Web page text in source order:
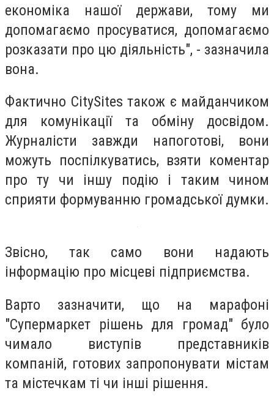
економіка нашої держави, тому ми
допомагаємо просуватися, допомагаємо
розказати про цю діяльність", - зазначила
вона.
Фактично CitySites також є майданчиком
для комунікації та обміну досвідом.
Журналісти завжди напоготові, вони
можуть поспілкуватись, взяти коментар
про ту чи іншу подію і таким чином
сприяти формуванню громадської думки.
Звісно, так само вони надають
інформацію про місцеві підприємства.
Варто зазначити, що на марафоні
"Супермаркет рішень для громад" було
чимало виступів представників
компаній, готових запропонувати містам
та містечкам ті чи інші рішення.